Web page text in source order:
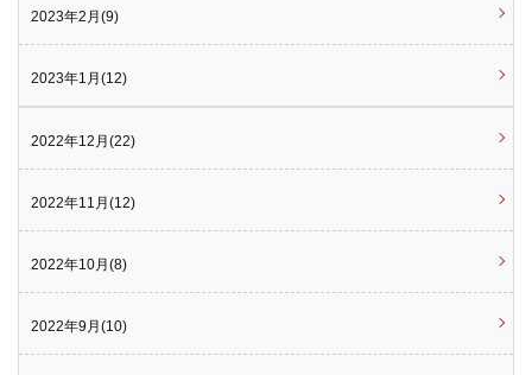
2023年2月(9)
2023年1月(12)
2022年12月(22)
2022年11月(12)
2022年10月(8)
2022年9月(10)